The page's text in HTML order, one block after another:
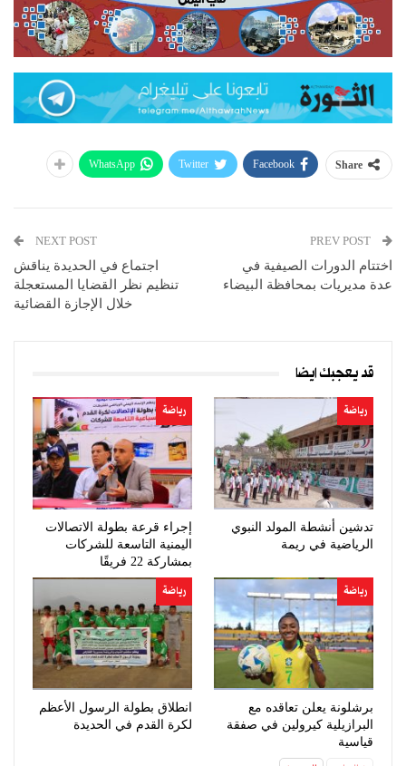
Share
Facebook
Twitter
WhatsApp
اختتام الدورات الصيفية في
عدة مديريات بمحافظة البيضاء
NEXT POST
اجتماع في الحديدة يناقش
تنظيم نظر القضايا المستعجلة
خلال الإجازة القضائية
قد يعجبك ايضا
رياضة
تدشين أنشطة المولد النبوي
الرياضية في ريمة
رياضة
إجراء قرعة بطولة الاتصالات
اليمنية التاسعة للشركات
بمشاركة 22 فريقًا
رياضة
برشلونة يعلن تعاقده مع
البرازيلية كيرولين في صفقة
قياسية
رياضة
انطلاق بطولة الرسول الأعظم
لكرة القدم في الحديدة